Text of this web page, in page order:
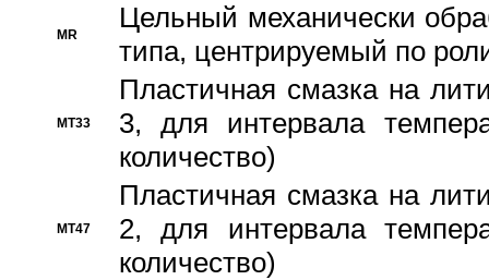
MR
Цельный механически
типа, центрируемый по
MT33
Пластичная смазка на
3, для интервала
количество)
MT47
Пластичная смазка на
2, для интервала
количество)